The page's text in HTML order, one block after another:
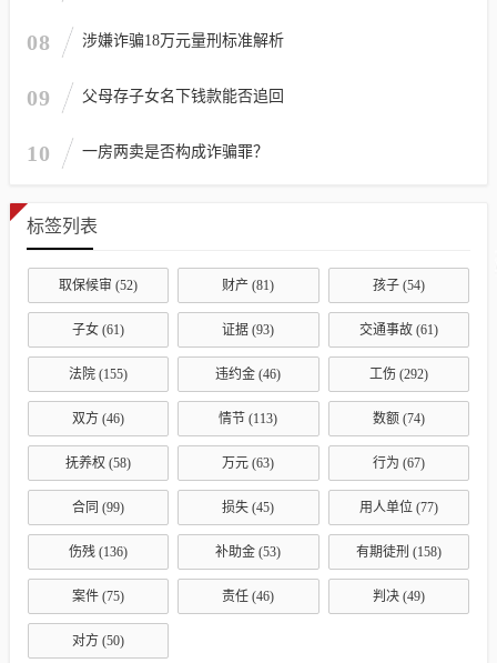
08 涉嫌诈骗18万元量刑标准解析
09 父母存子女名下钱款能否追回
10 一房两卖是否构成诈骗罪？
标签列表
取保候审 (52) 财产 (81) 孩子(54)
子女 (61) 证据 (93) 交通事故(61)
法院 (155) 违约金 (46) 工伤(292)
双方 (46) 情节 (113) 数额(74)
抚养权 (58) 万元 (63) 行为 (67)
合同 (99) 损失 (45) 用人单位 (77)
伤残 (136) 补助金 (53) 有期徒刑 (158)
案件 (75) 责任 (46) 判决(49)
对方 (50)